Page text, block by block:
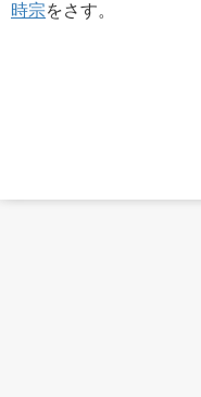
時宗をさす。